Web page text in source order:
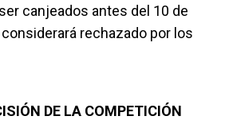
canjeados antes del 10 de
rechazado por los
DE LA COMPETICIÓN